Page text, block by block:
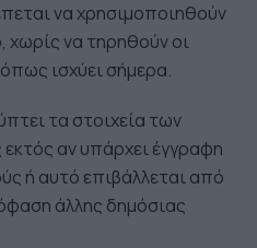
να χρησιμοποιηθούν
να τηρηθούν οι
ισχύει σήμερα.
τα στοιχεία των
αν υπάρχει έγγραφη
ή αυτό επιβάλλεται από
άλλης δημόσιας